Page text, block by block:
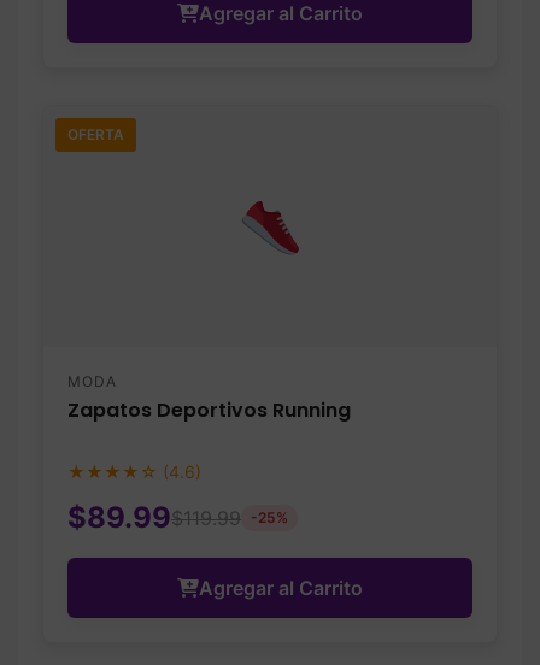
Agregar al Carrito
OFERTA
MODA
Zapatos Deportivos Running
★★★★☆ (4.6)
$89.99$119.99 -25%
Agregar al Carrito